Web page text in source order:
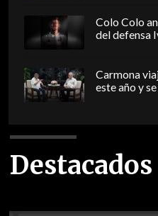
Colo Colo
del defensa
Carmona
este año y
Destacados